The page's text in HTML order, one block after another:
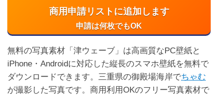
商用申請リストに追加します
申請は何枚でもOK
無料の写真素材「津ウェーブ」は高画質なPC壁紙と
iPhone・Androidに対応した縦長のスマホ壁紙を無料で
ダウンロードできます。三重県の御殿場海岸でちゃむ
が撮影した写真です。商用利用OKのフリー写真素材で